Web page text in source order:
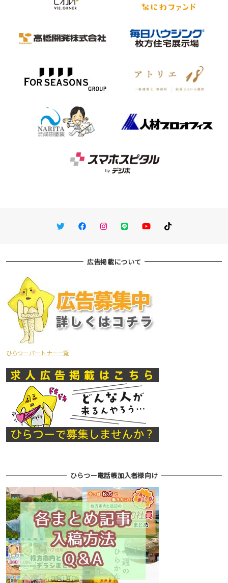
TwitterFacebookInstagram
LINE You TubeTikTok
広告掲載について
ひらつーパートナー一覧
ひらつー電話帳加入者様向け